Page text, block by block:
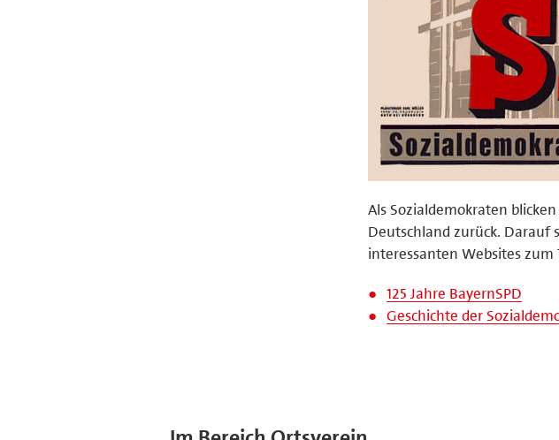
Als Sozialdemokraten
Deutschland zurück. Darauf
interessanten Websites zum
125 Jahre BayernSPD
Geschichte der